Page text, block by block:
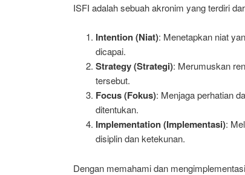
ISFI adalah sebuah akronim yang terdiri
Intention (Niat): Menetapkan niat
dicapai.
Strategy (Strategi): Merumuskan
tersebut.
Focus (Fokus): Menjaga perhatian
ditentukan.
Implementation (Implementasi):
disiplin dan ketekunan.
Dengan memahami dan